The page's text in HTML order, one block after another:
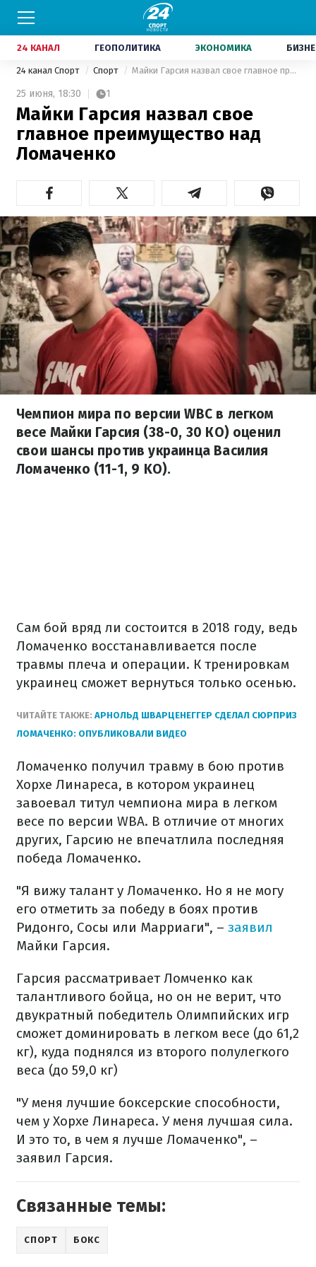
24 КАНАЛ ГЕОПОЛИТИКА ЭКОНОМИКА
24 канал Спорт Спорт Майки Гарсия назвал свое главное преимущество над Ломаченко
25 июня, 18:30 1
Майки Гарсия назвал свое
главное преимущество над
Ломаченко
Чемпион мира по версии WBC в легком
весе Майки Гарсия (38-0, 30 КО) оценил
свои шансы против украинца Василия
Ломаченко (11-1, 9 KO).
Сам бой вряд ли состоится в 2018 году, ведь
Ломаченко восстанавливается после
травмы плеча и операции. К тренировкам
украинец сможет вернуться только осенью.
ЧИТАЙТЕ ТАКЖЕ: АРНОЛЬД ШВАРЦЕНЕГГЕР СДЕЛАЛ СЮРПРИЗ
ЛОМАЧЕНКО: ОПУБЛИКОВАЛИ ВИДЕО
Ломаченко получил травму в бою против
Хорхе Линареса, в котором украинец
завоевал титул чемпиона мира в легком
весе по версии WBA. В отличие от многих
других, Гарсию не впечатлила последняя
победа Ломаченко.
"Я вижу талант у Ломаченко. Но я не могу
его отметить за победу в боях против
Ридонго, Сосы или Марриаги", – заявил
Майки Гарсия.
Гарсия рассматривает Ломченко как
талантливого бойца, но он не верит, что
двукратный победитель Олимпийских игр
сможет доминировать в легком весе (до 61,2
кг), куда поднялся из второго полулегкого
веса (до 59,0 кг)
"У меня лучшие боксерские способности,
чем у Хорхе Линареса. У меня лучшая сила.
И это то, в чем я лучше Ломаченко", –
заявил Гарсия.
Связанные темы:
СПОРТ БОКС